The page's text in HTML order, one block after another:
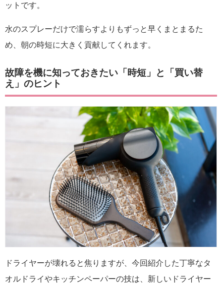
ットです。
水のスプレーだけで濡らすよりもずっと早くまとまるた
め、朝の時短に大きく貢献してくれます。
故障を機に知っておきたい「時短」と「買い替
え」のヒント
ドライヤーが壊れると焦りますが、今回紹介した丁寧なタ
オルドライやキッチンペーパーの技は、新しいドライヤー